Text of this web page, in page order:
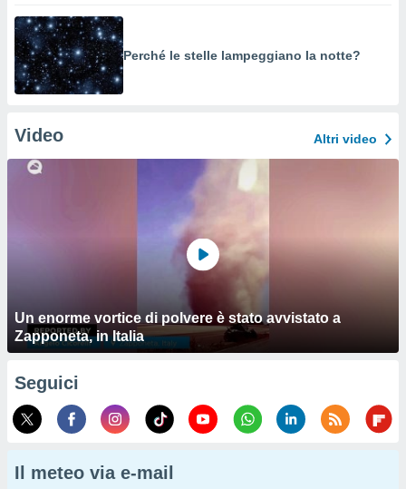
Perché le stelle lampeggiano la notte?
Video Altri video
Un enorme vortice di polvere è stato avvistato a
Zapponeta, in Italia
Seguici
Il meteo via e-mail